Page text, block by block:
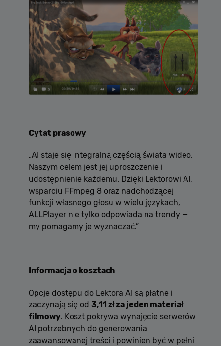
Cytat prasowy
„AI staje się integralną częścią świata wideo.
Naszym celem jest jej uproszczenie i
udostępnienie każdemu. Dzięki Lektorowi AI,
wsparciu FFmpeg 8 oraz nadchodzącej
funkcji własnego głosu w wielu językach,
ALLPlayer nie tylko odpowiada na trendy —
my pomagamy je wyznaczać.”
Informacja o kosztach
Opcje dostępu do Lektora AI są płatne i
zaczynają się od 3,11 zł za jeden materiał
filmowy. Koszt pokrywa wynajęcie serwerów
AI potrzebnych do generowania
zaawansowanej treści i powinien być w pełni